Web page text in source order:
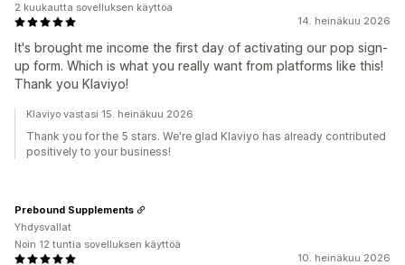
14. heinäkuu 2026
It's brought me income the first day of activating our pop sign-
up form. Which is what you really want from platforms like this!
Thank you Klaviyo!
2 kuukautta sovelluksen käyttöä
Klaviyo vastasi 15. heinäkuu 2026
Thank you for the 5 stars. We're glad Klaviyo has already contributed
positively to your business!
10. heinäkuu 2026
Prebound Supplements
Yhdysvallat
Noin 12 tuntia sovelluksen käyttöä